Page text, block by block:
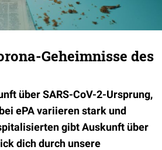
Geheimnisse des
über SARS-CoV-2-Ursprung,
ePA variieren stark und
gibt Auskunft über
dich durch unsere